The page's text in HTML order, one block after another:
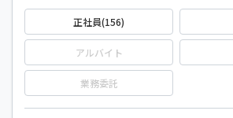
正社員(156)
アルバイト
業務委託